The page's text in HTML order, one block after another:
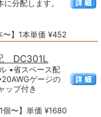
分配します。
〜】1本単価 ¥452
DC301L
•省スペース配
ゲージの
ップ付き
1個〜】単価 ¥1680